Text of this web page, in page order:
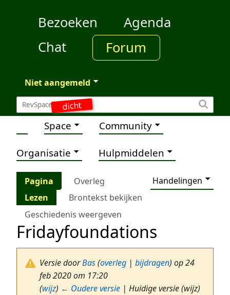
dicht
Bezoeken
Agenda
Chat
Forum
Niet aangemeld
Space Community
Organisatie Hulpmiddelen
Pagina Overleg
Handelingen
Lezen
Brontekst bekijken
Geschiedenis weergeven
Fridayfoundations
Versie doorBas(overleg | bijdragen) op 24
feb 2020 om 17:20
(wijz) ← Oudere versie | Huidige versie (wijz)